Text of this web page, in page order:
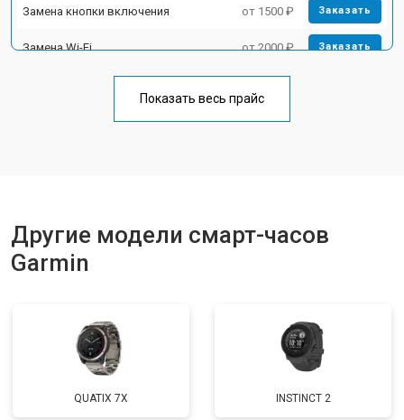
Замена кнопки включения от 1500 ₽ Заказать
Замена Wi-Fi от 2000 ₽ Заказать
Показать весь прайс
Другие модели смарт-часов
Garmin
QUATIX 7X INSTINCT 2